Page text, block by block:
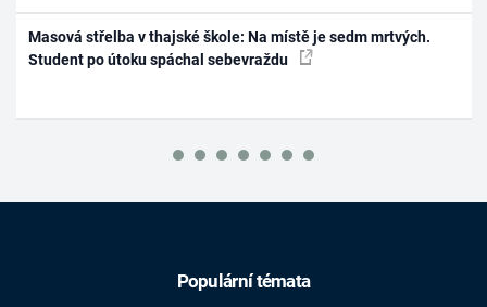
Masová střelba v thajské škole: Na místě je sedm mrtvých.
Student po útoku spáchal sebevraždu
Populární témata